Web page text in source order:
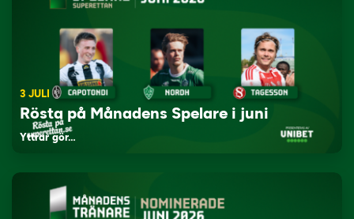
3 JULI
Rösta på Månadens Spelare i juni
Yttrar gör…